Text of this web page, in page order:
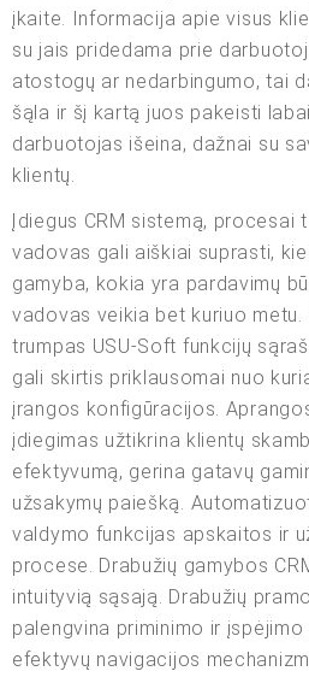
įkaite. Informacija apie visus
su jais pridedama prie
atostogų ar nedarbingumo, tai
šąla ir šį kartą juos pakeisti
darbuotojas išeina, dažnai su
klientų.
Įdiegus CRM sistemą, procesai
vadovas gali aiškiai suprasti,
gamyba, kokia yra pardavimų
vadovas veikia bet kuriuo metu.
trumpas USU-Soft funkcijų
gali skirtis priklausomai nuo
įrangos konfigūracijos.
įdiegimas užtikrina klientų
efektyvumą, gerina gatavų
užsakymų paiešką.
valdymo funkcijas apskaitos ir
procese. Drabužių gamybos
intuityvią sąsają. Drabužių
palengvina priminimo ir įspėjimo
efektyvų navigacijos